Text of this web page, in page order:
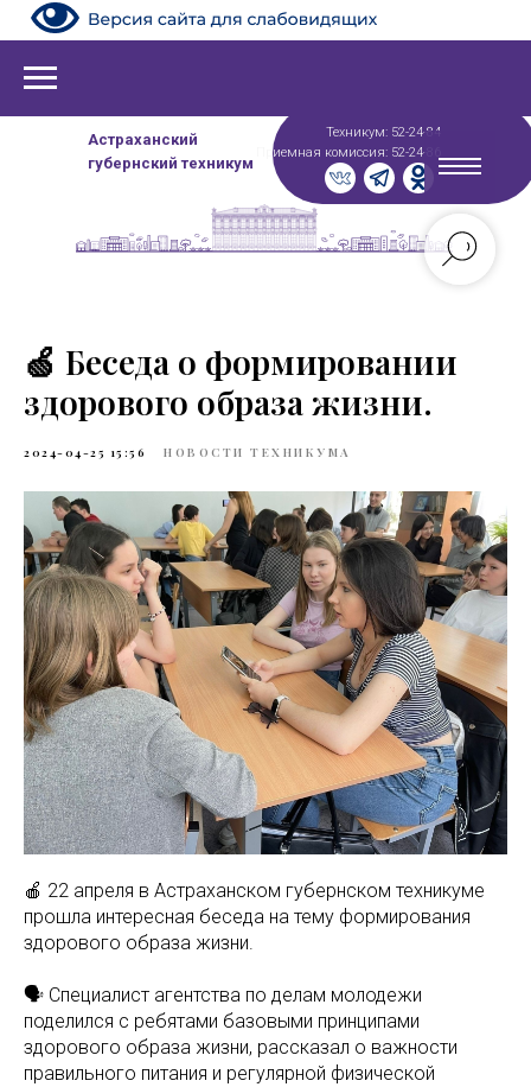
Астраханский
губернский техникум
Техникум: 52-24-84
Приемная комиссия: 52-24-86
🍏 Беседа о формировании
здорового образа жизни.
2024-04-25 15:56 НОВОСТИ ТЕХНИКУМА
🍎 22 апреля в Астраханском губернском техникуме
прошла интересная беседа на тему формирования
здорового образа жизни.
🗣 Специалист агентства по делам молодежи
поделился с ребятами базовыми принципами
здорового образа жизни, рассказал о важности
правильного питания и регулярной физической